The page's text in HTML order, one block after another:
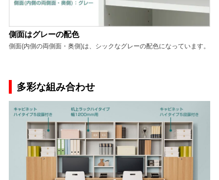
側面はグレーの配色
側面(内側の両側面・奥側)は、シックなグレーの配色になっています。
多彩な組み合わせ